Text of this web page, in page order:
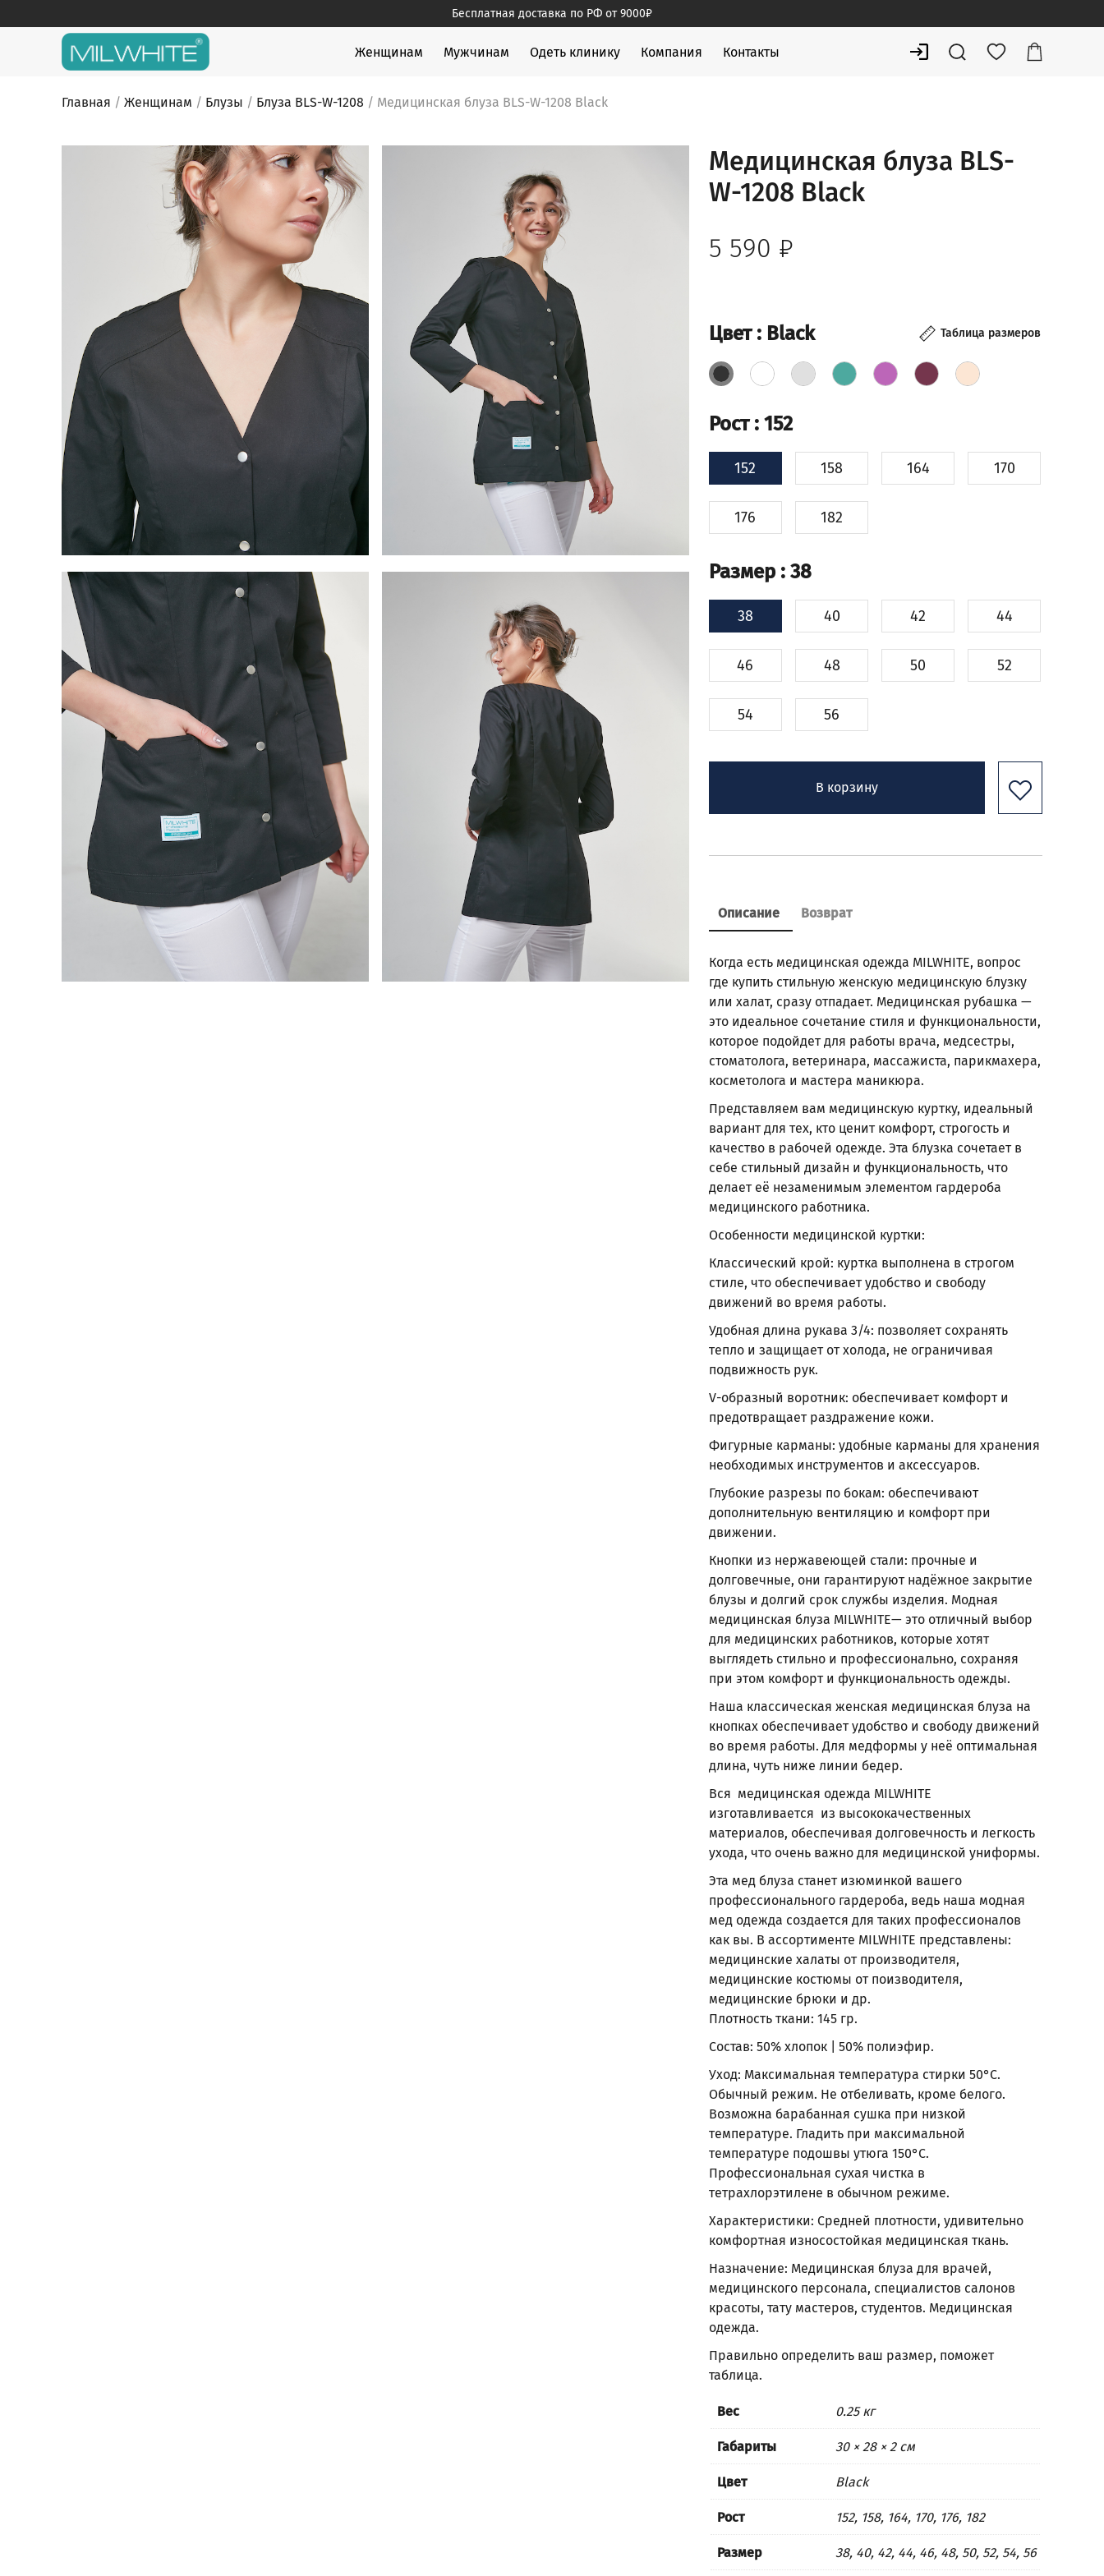
to
Бесплатная доставка по РФ от 9000₽
MILWHITE
MILWHITE — интернет магазин медицинской одеждыЖенщинам Мужчинам Одеть клинику Компания Контакты
Главная / Женщинам / Блузы / Блуза BLS-W-1208 / Медицинская блуза BLS-W-1208 Black
Медицинская блуза BLS-
W-1208 Black
5 590 ₽
Цвет: Black Таблица размеров
Рост: 152
152 158 164 170
176 182
Размер : 38
38 40 42 44
46 48 50 52
54 56
В корзину
Описание Возврат
Когда есть медицинская одежда MILWHITE, вопрос
где купить стильную женскую медицинскую блузку
или халат, сразу отпадает. Медицинская рубашка —
это идеальное сочетание стиля и функциональности,
которое подойдет для работы врача, медсестры,
стоматолога, ветеринара, массажиста, парикмахера,
косметолога и мастера маникюра.
Представляем вам медицинскую куртку, идеальный
вариант для тех, кто ценит комфорт, строгость и
качество в рабочей одежде. Эта блузка сочетает в
себе стильный дизайн и функциональность, что
делает её незаменимым элементом гардероба
медицинского работника.
Особенности медицинской куртки:
Классический крой: куртка выполнена в строгом
стиле, что обеспечивает удобство и свободу
движений во время работы.
Удобная длина рукава 3/4: позволяет сохранять
тепло и защищает от холода, не ограничивая
подвижность рук.
V-образный воротник: обеспечивает комфорт и
предотвращает раздражение кожи.
Фигурные карманы: удобные карманы для хранения
необходимых инструментов и аксессуаров.
Глубокие разрезы по бокам: обеспечивают
дополнительную вентиляцию и комфорт при
движении.
Кнопки из нержавеющей стали: прочные и
долговечные, они гарантируют надёжное закрытие
блузы и долгий срок службы изделия. Модная
медицинская блуза MILWHITE— это отличный выбор
для медицинских работников, которые хотят
выглядеть стильно и профессионально, сохраняя
при этом комфорт и функциональность одежды.
Наша классическая женская медицинская блуза на
кнопках обеспечивает удобство и свободу движений
во время работы. Для медформы у неё оптимальная
длина, чуть ниже линии бедер.
Вся медицинская одежда MILWHITE
изготавливается из высококачественных
материалов, обеспечивая долговечность и легкость
ухода, что очень важно для медицинской униформы.
Эта мед блуза станет изюминкой вашего
профессионального гардероба, ведь наша модная
мед одежда создается для таких профессионалов
как вы. В ассортименте MILWHITE представлены:
медицинские халаты от производителя,
медицинские костюмы от поизводителя,
медицинские брюки и др.
Плотность ткани: 145 гр.
Состав: 50% хлопок | 50% полиэфир.
Уход: Максимальная температура стирки 50°С.
Обычный режим. Не отбеливать, кроме белого.
Возможна барабанная сушка при низкой
температуре. Гладить при максимальной
температуре подошвы утюга 150°С.
Профессиональная сухая чистка в
тетрахлорэтилене в обычном режиме.
Характеристики: Средней плотности, удивительно
комфортная износостойкая медицинская ткань.
Назначение: Медицинская блуза для врачей,
медицинского персонала, специалистов салонов
красоты, тату мастеров, студентов. Медицинская
одежда.
Правильно определить ваш размер, поможет
таблица.
Вес 0.25 кг
Габариты 30 × 28 × 2 см
Цвет Black
Рост 152, 158, 164, 170, 176, 182
Размер 38, 40, 42, 44, 46, 48, 50, 52, 54, 56